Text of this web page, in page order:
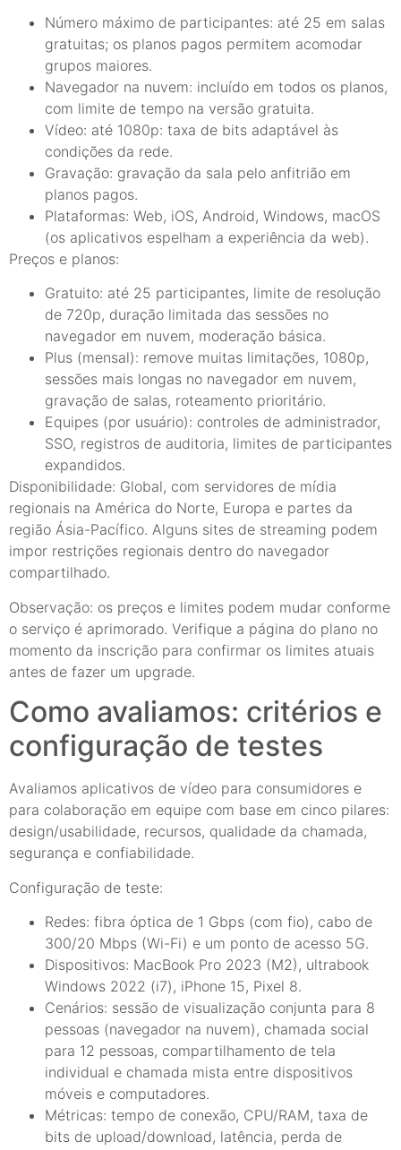
Número máximo de participantes: até 25 em salas
gratuitas; os planos pagos permitem acomodar
grupos maiores.
Navegador na nuvem: incluído em todos os planos,
com limite de tempo na versão gratuita.
Vídeo: até 1080p: taxa de bits adaptável às
condições da rede.
Gravação: gravação da sala pelo anfitrião em
planos pagos.
Plataformas: Web, iOS, Android, Windows, macOS
(os aplicativos espelham a experiência da web).
Preços e planos:
Gratuito: até 25 participantes, limite de resolução
de 720p, duração limitada das sessões no
navegador em nuvem, moderação básica.
Plus (mensal): remove muitas limitações, 1080p,
sessões mais longas no navegador em nuvem,
gravação de salas, roteamento prioritário.
Equipes (por usuário): controles de administrador,
SSO, registros de auditoria, limites de participantes
expandidos.
Disponibilidade: Global, com servidores de mídia
regionais na América do Norte, Europa e partes da
região Ásia-Pacífico. Alguns sites de streaming podem
impor restrições regionais dentro do navegador
compartilhado.
Observação: os preços e limites podem mudar conforme
o serviço é aprimorado. Verifique a página do plano no
momento da inscrição para confirmar os limites atuais
antes de fazer um upgrade.
Como avaliamos: critérios e
configuração de testes
Avaliamos aplicativos de vídeo para consumidores e
para colaboração em equipe com base em cinco pilares:
design/usabilidade, recursos, qualidade da chamada,
segurança e confiabilidade.
Configuração de teste:
Redes: fibra óptica de 1 Gbps (com fio), cabo de
300/20 Mbps (Wi-Fi) e um ponto de acesso 5G.
Dispositivos: MacBook Pro 2023 (M2), ultrabook
Windows 2022 (i7), iPhone 15, Pixel 8.
Cenários: sessão de visualização conjunta para 8
pessoas (navegador na nuvem), chamada social
para 12 pessoas, compartilhamento de tela
individual e chamada mista entre dispositivos
móveis e computadores.
Métricas: tempo de conexão, CPU/RAM, taxa de
bits de upload/download, latência, perda de